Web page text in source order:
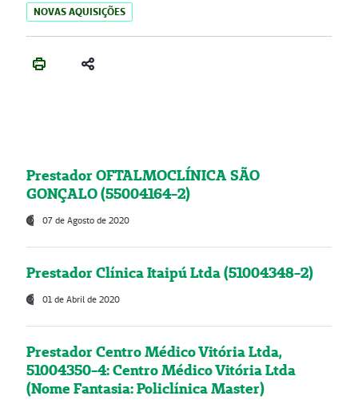
NOVAS AQUISIÇÕES
Prestador OFTALMOCLÍNICA SÃO
GONÇALO (55004164-2)
07 de Agosto de 2020
Prestador Clínica Itaipú Ltda (51004348-2)
01 de Abril de 2020
Prestador Centro Médico Vitória Ltda,
51004350-4: Centro Médico Vitória Ltda
(Nome Fantasia: Policlínica Master)